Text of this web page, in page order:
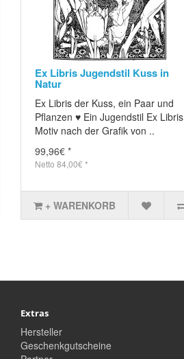
Ex Libris Jugendstil Kuss in
Natur
Ex Libris der Kuss, ein Paar und
Pflanzen ♥ Ein Jugendstil Ex Libris
Motiv nach der Grafik von ..
99,96€ *
Netto 84,00€ *
+ WARENKORB
Extras
Hersteller
Geschenkgutscheine